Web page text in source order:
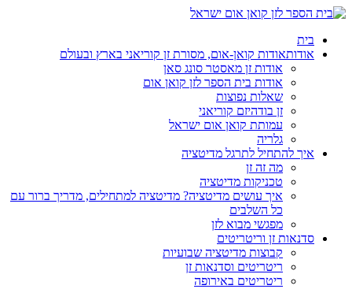
בית
אודותאודות קואן-אום, מסורת זן קוריאני בארץ ובעולם
אודות זן מאסטר סונג סאן
אודות בית הספר לזן קואן אום
שאלות נפוצות
זן בודהיזם קוריאני
עמותת קואן אום ישראל
גלריה
איך להתחיל לתרגל מדיטציה
מה זה זן
טכניקות מדיטציה
איך עושים מדיטציה? מדיטציה למתחילים, מדריך ברור עם
כל השלבים
מפגשי מבוא לזן
סדנאות זן וריטריטים
קבוצות מדיטציה שבועיות
ריטריטים וסדנאות זן
ריטריטים באירופה